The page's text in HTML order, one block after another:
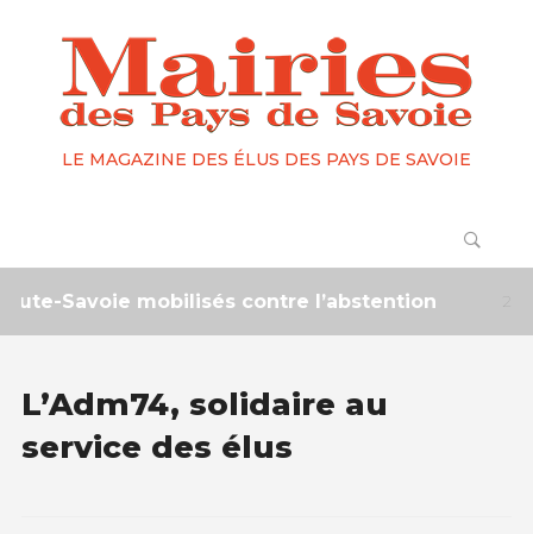
LE MAGAZINE DES ÉLUS DES PAYS DE SAVOIE
mobilisés contre l’abstention 2 mois
L’Adm74, solidaire au
service des élus